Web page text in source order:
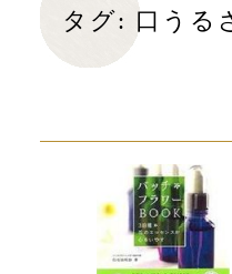
タグ: 口うる